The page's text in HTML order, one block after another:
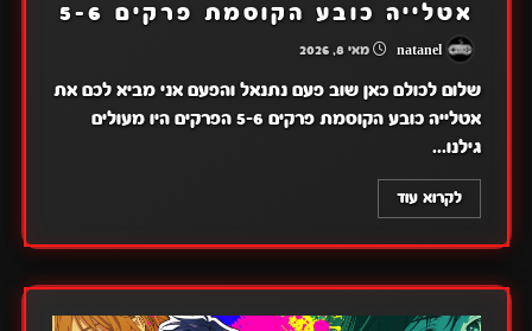
אטלייה כובע הקוסמת פרקים 5-6
מאי 8, 2026
שלום לכולם כאן שוב פעם נתנאל והפעם אני מביא לכם את
אטלייה כובע הקוסמת פרקים 5-6 הפרקים היו מעולים
גילנו...
לקרוא עוד